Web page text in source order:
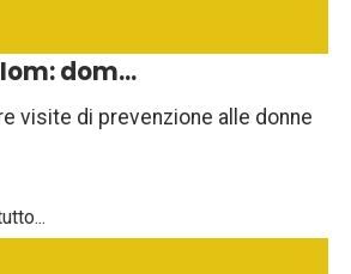
dom...
visite di prevenzione alle donne